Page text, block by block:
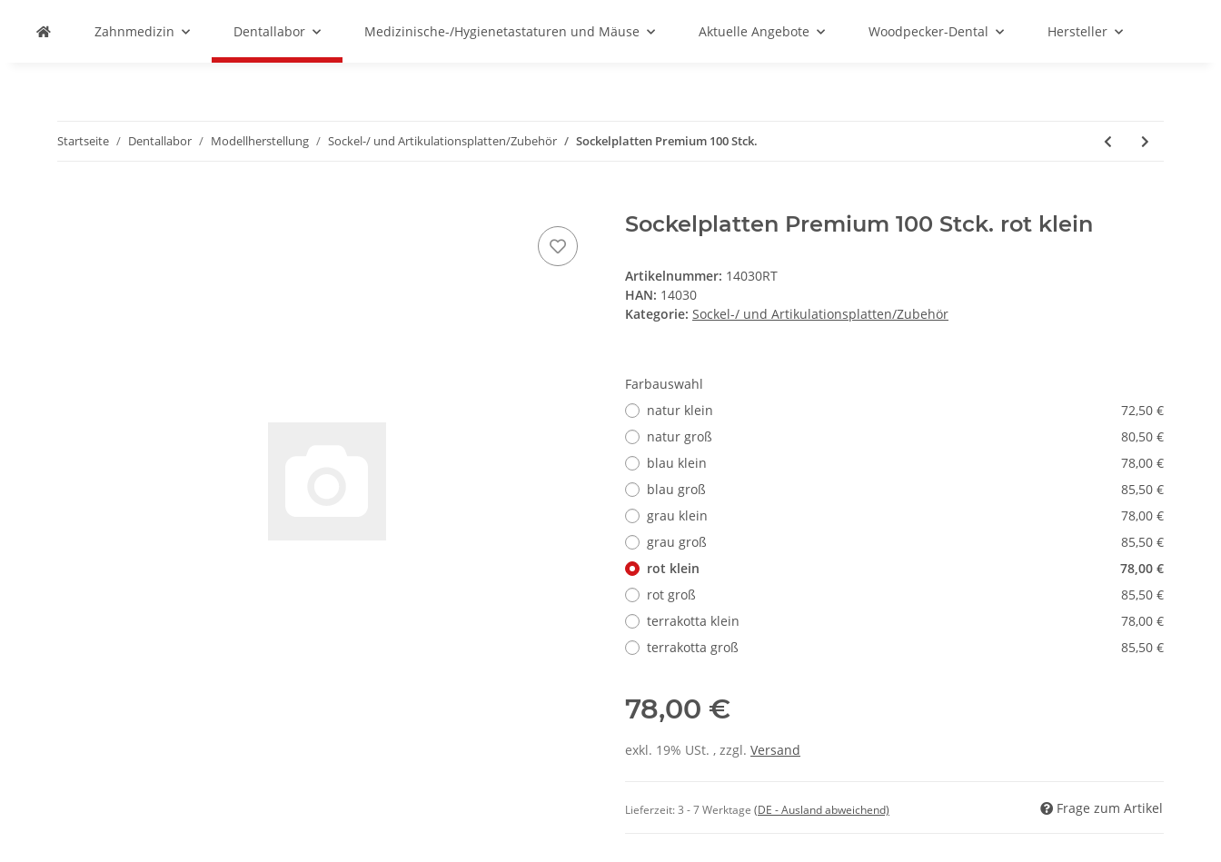
Zahnmedizin Dentallabor Medizinische-/Hygienetastaturen und Mäuse Aktuelle Angebote Woodpecker-Dental Hersteller
Startseite Dentallabor Modellherstellung Sockel-/ und Artikulationsplatten/Zubehör Sockelplatten Premium 100 Stck.
Sockelplatten Premium 100 Stck. rot klein
Artikelnummer: 14030RT
HAN: 14030
Kategorie: Sockel-/ und Artikulationsplatten/Zubehör
Farbauswahl
natur klein
72,50 €
natur groß
80,50 €
blau klein
78,00 €
blau groß
85,50 €
grau klein
78,00 €
grau groß
85,50 €
rot klein
78,00 €
rot groß
85,50 €
terrakotta klein
78,00 €
terrakotta groß
85,50 €
78,00 €
exkl. 19% USt. , zzgl. Versand
Lieferzeit:3 - 7 Werktage (DE - Ausland abweichend) Frage zum Artikel